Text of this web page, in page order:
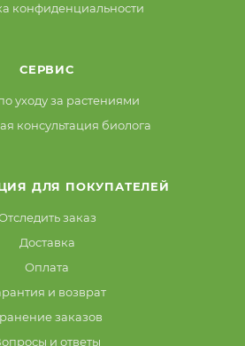
конфиденциальности
СЕРВИС
уходу за растениями
консультация биолога
ДЛЯ ПОКУПАТЕЛЕЙ
заказ
Доставка
Оплата
и возврат
заказов
и ответы